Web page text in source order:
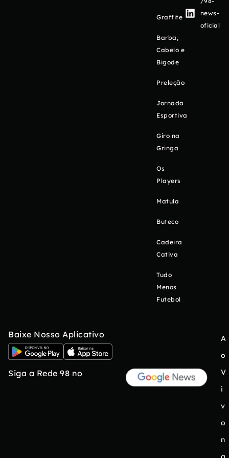
Graffite
Barba,
Cabelo e
Bigode
Preleção
Jornada
Esportiva
Giro na
Gringa
Os
Players
Matula
Buteco
Cadeira
Cativa
Tudo
Menos
Futebol
news-
oficial
Baixe Nosso Aplicativo
Siga a Rede 98 no
A
o
V
i
v
o
n